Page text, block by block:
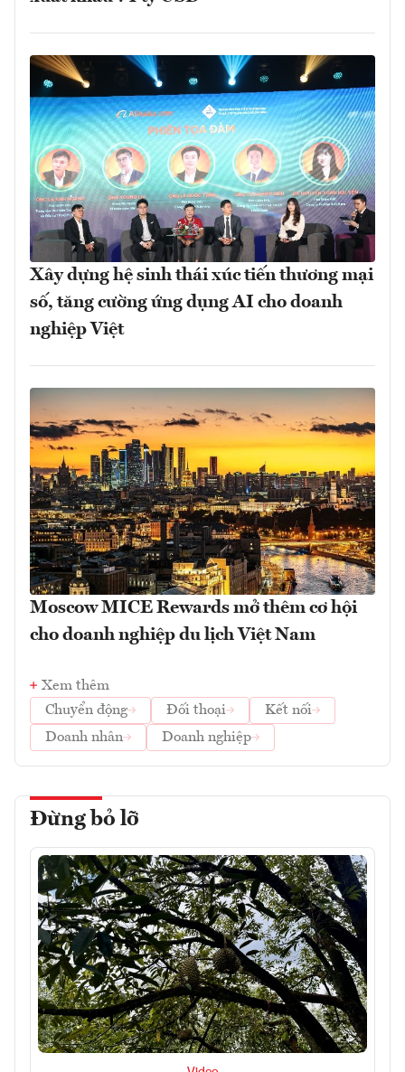
Xây dựng hệ sinh thái xúc tiến thương mại
số, tăng cường ứng dụng AI cho doanh
nghiệp Việt
Moscow MICE Rewards mở thêm cơ hội
cho doanh nghiệp du lịch Việt Nam
Xem thêm
Chuyển động
Đối thoại
Kết nối
Doanh nhân
Doanh nghiệp
Đừng bỏ lỡ